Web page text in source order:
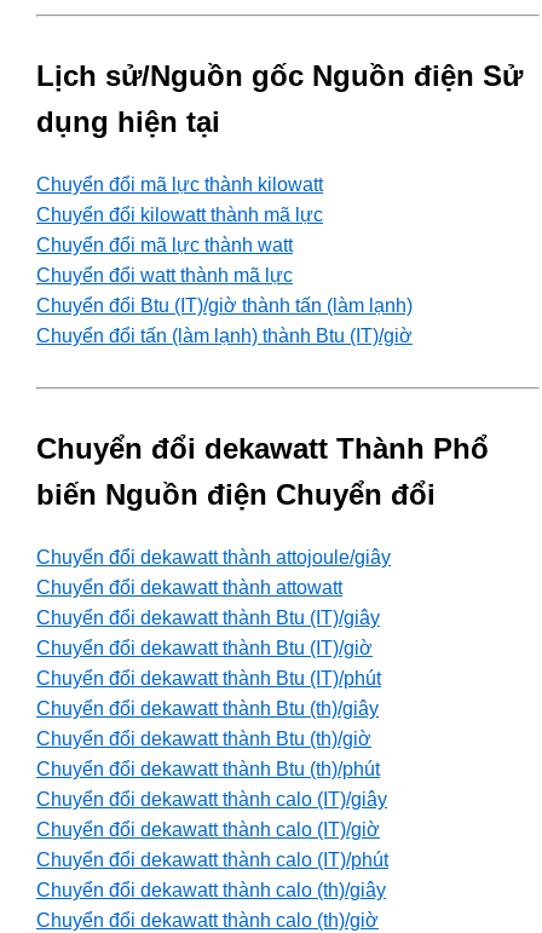
Lịch sử/Nguồn gốc Nguồn điện Sử
dụng hiện tại
Chuyển đổi mã lực thành kilowatt
Chuyển đổi kilowatt thành mã lực
Chuyển đổi mã lực thành watt
Chuyển đổi watt thành mã lực
Chuyển đổi Btu (IT)/giờ thành tấn (làm lạnh)
Chuyển đổi tấn (làm lạnh) thành Btu (IT)/giờ
Chuyển đổi dekawatt Thành Phổ
biến Nguồn điện Chuyển đổi
Chuyển đổi dekawatt thành attojoule/giây
Chuyển đổi dekawatt thành attowatt
Chuyển đổi dekawatt thành Btu (IT)/giây
Chuyển đổi dekawatt thành Btu (IT)/giờ
Chuyển đổi dekawatt thành Btu (IT)/phút
Chuyển đổi dekawatt thành Btu (th)/giây
Chuyển đổi dekawatt thành Btu (th)/giờ
Chuyển đổi dekawatt thành Btu (th)/phút
Chuyển đổi dekawatt thành calo (IT)/giây
Chuyển đổi dekawatt thành calo (IT)/giờ
Chuyển đổi dekawatt thành calo (IT)/phút
Chuyển đổi dekawatt thành calo (th)/giây
Chuyển đổi dekawatt thành calo (th)/giờ